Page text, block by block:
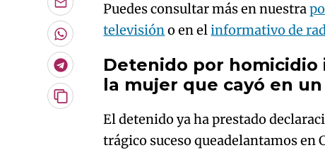
Enviar
por
Email
Whatsapp
Telegram
Copiar
artículo
Puedes consultar más en nuestra
televisióno en elinformativo de
Detenido por
la mujer que cayó en
El detenido ya ha prestado
trágico suceso queadelantamos en